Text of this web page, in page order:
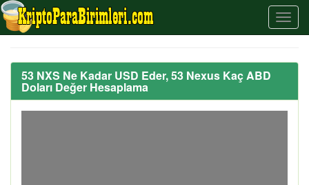
53 NXS Ne Kadar USD Eder, 53 Nexus Kaç ABD
Doları Değer Hesaplama